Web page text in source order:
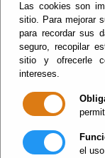
Las cookies son
sitio. Para mejorar
para recordar sus
seguro, recopilar
sitio y ofrecerle
intereses.
el
Inicio - Sede